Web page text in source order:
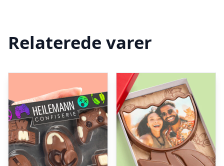
Relaterede varer